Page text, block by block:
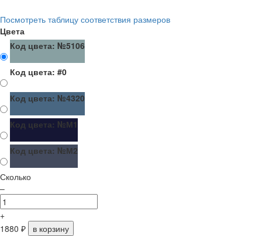
Посмотреть таблицу соответствия размеров
Цвета
Код цвета: №5106
Код цвета: #0
Код цвета: №4320
Код цвета: №М1
Код цвета: №М2
Сколько
–
+
1880 ₽ в корзину